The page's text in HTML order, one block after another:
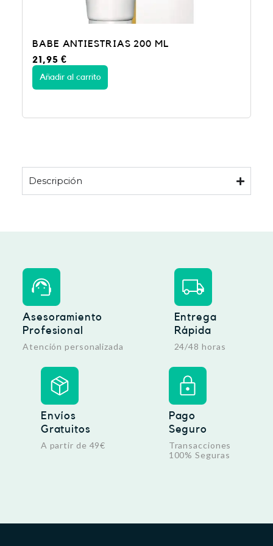
BABE ANTIESTRIAS 200 ML
21,95€
Añadir al carrito
Descripción
Asesoramiento
Profesional
Atención personalizada
Entrega
Rápida
24/48 horas
Envíos
Gratuitos
A partir de 49€
Pago
Seguro
Transacciones
100% Seguras